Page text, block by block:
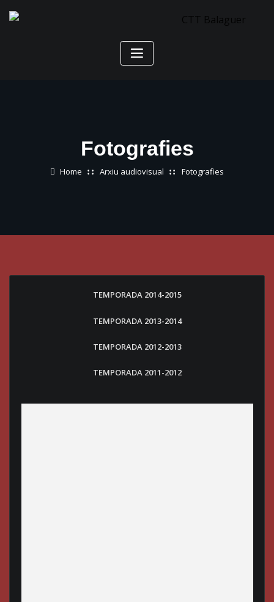
Fotografies
Home Arxiu audiovisual Fotografies
TEMPORADA 2014-2015
TEMPORADA 2013-2014
TEMPORADA 2012-2013
TEMPORADA 2011-2012